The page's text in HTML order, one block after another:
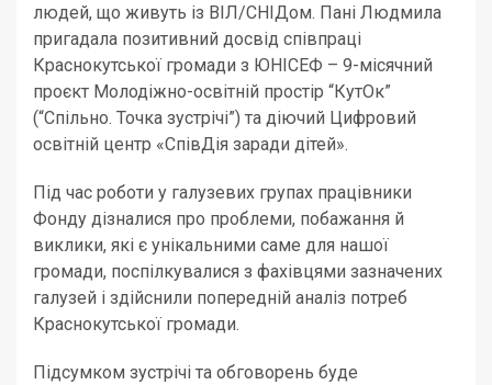
людей, що живуть із ВІЛ/СНІДом. Пані Людмила
пригадала позитивний досвід співпраці
Краснокутської громади з ЮНІСЕФ – 9-місячний
проєкт Молодіжно-освітній простір “КутОк”
(“Спільно. Точка зустрічі”) та діючий Цифровий
освітній центр «СпівДія заради дітей».
Під час роботи у галузевих групах працівники
Фонду дізналися про проблеми, побажання й
виклики, які є унікальними саме для нашої
громади, поспілкувалися з фахівцями зазначених
галузей і здійснили попередній аналіз потреб
Краснокутської громади.
Підсумком зустрічі та обговорень буде